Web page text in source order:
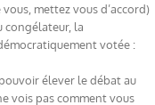
mettez vous d’accord)
congélateur, la
votée :
élever le débat au
vois pas comment vous